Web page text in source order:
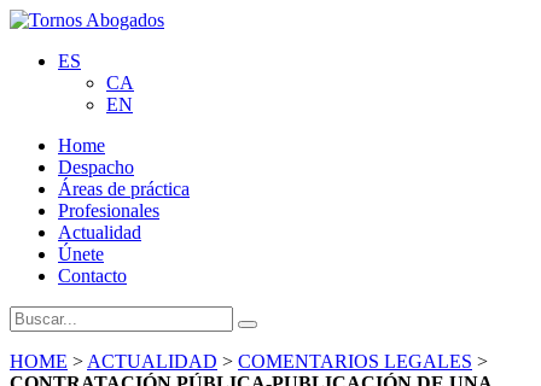
ES
CA
EN
Home
Despacho
Áreas de práctica
Profesionales
Actualidad
Únete
Contacto
HOME > ACTUALIDAD > COMENTARIOS LEGALES >